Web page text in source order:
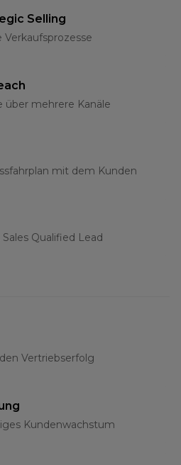
Selling
über mehrere Kanäle
mit dem Kunden
Qualified Lead
Vertriebserfolg
Kundenwachstum